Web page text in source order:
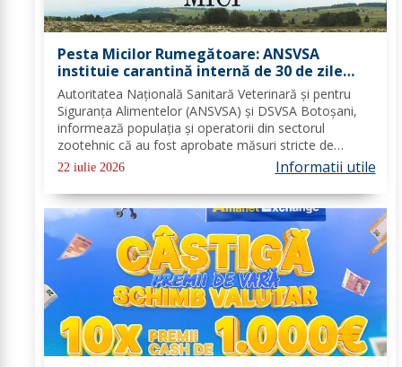
Pesta Micilor Rumegătoare: ANSVSA
instituie carantină internă de 30 de zile
pentru ovine și caprine
Autoritatea Națională Sanitară Veterinară și pentru
Siguranța Alimentelor (ANSVSA) și DSVSA Botoșani,
informează populația și operatorii din sectorul
zootehnic că au fost aprobate măsuri stricte de
urgență pe întreg teritoriul României. Decizia nr. 1,
emisă de Comitetul Național pentru Situații de...
22 iulie 2026 Informatii utile